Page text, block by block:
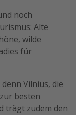
noch
Alte
wilde
für
Vilnius, die
besten
trägt zudem den